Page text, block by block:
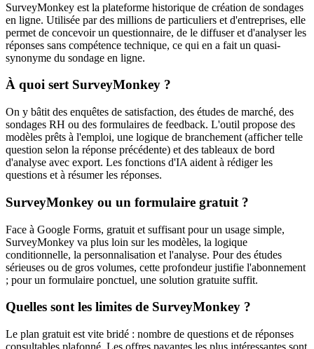
SurveyMonkey est la plateforme historique de création de sondages
en ligne. Utilisée par des millions de particuliers et d'entreprises, elle
permet de concevoir un questionnaire, de le diffuser et d'analyser les
réponses sans compétence technique, ce qui en a fait un quasi-
synonyme du sondage en ligne.
À quoi sert SurveyMonkey ?
On y bâtit des enquêtes de satisfaction, des études de marché, des
sondages RH ou des formulaires de feedback. L'outil propose des
modèles prêts à l'emploi, une logique de branchement (afficher telle
question selon la réponse précédente) et des tableaux de bord
d'analyse avec export. Les fonctions d'IA aident à rédiger les
questions et à résumer les réponses.
SurveyMonkey ou un formulaire gratuit ?
Face à Google Forms, gratuit et suffisant pour un usage simple,
SurveyMonkey va plus loin sur les modèles, la logique
conditionnelle, la personnalisation et l'analyse. Pour des études
sérieuses ou de gros volumes, cette profondeur justifie l'abonnement
; pour un formulaire ponctuel, une solution gratuite suffit.
Quelles sont les limites de SurveyMonkey ?
Le plan gratuit est vite bridé : nombre de questions et de réponses
consultables plafonné. Les offres payantes les plus intéressantes sont